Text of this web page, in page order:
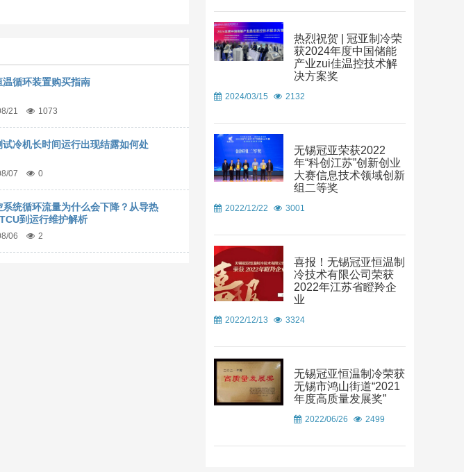
温循环装置购买指南
21 1073
试冷机长时间运行出现结露如何处
07 0
系统循环流量为什么会下降？从导热
到运行维护解析
06 2
热烈祝贺 | 冠亚制冷荣
获2024年度中国储能
产业zui佳温控技术解
决方案奖
2024/03/15 2132
无锡冠亚荣获2022
年“科创江苏”创新创业
大赛信息技术领域创新
组二等奖
2022/12/22 3001
喜报！无锡冠亚恒温制
冷技术有限公司荣获
2022年江苏省瞪羚企
业
2022/12/13 3324
无锡冠亚恒温制冷荣获
无锡市鸿山街道“2021
年度高质量发展奖”
2022/06/26 2499